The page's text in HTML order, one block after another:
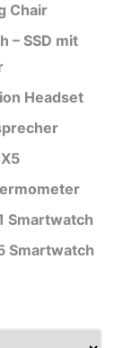
Chair
– SSD mit
Headset
Smartwatch
Smartwatch